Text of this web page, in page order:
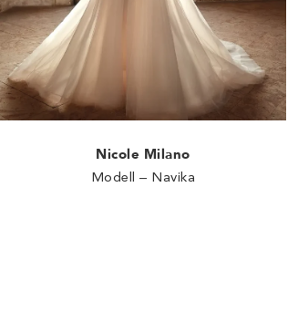
Nicole Milano
Modell – Navika